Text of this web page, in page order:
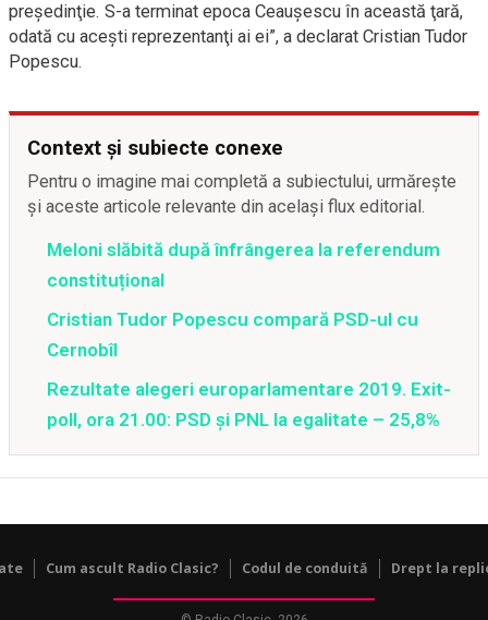
preşedinţie. S-a terminat epoca Ceauşescu în această ţară,
odată cu aceşti reprezentanţi ai ei”, a declarat Cristian Tudor
Popescu.
Context și subiecte conexe
Pentru o imagine mai completă a subiectului, urmărește
și aceste articole relevante din același flux editorial.
Meloni slăbită după înfrângerea la referendum
constituțional
Cristian Tudor Popescu compară PSD-ul cu
Cernobîl
Rezultate alegeri europarlamentare 2019. Exit-
poll, ora 21.00: PSD și PNL la egalitate – 25,8%
Cum ascult Radio Clasic? Codul de conduită Drept la